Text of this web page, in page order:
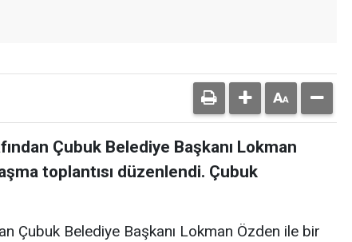
Çubuk Belediye Başkanı Lokman
toplantısı düzenlendi. Çubuk
Çubuk Belediye Başkanı Lokman Özden ile bir